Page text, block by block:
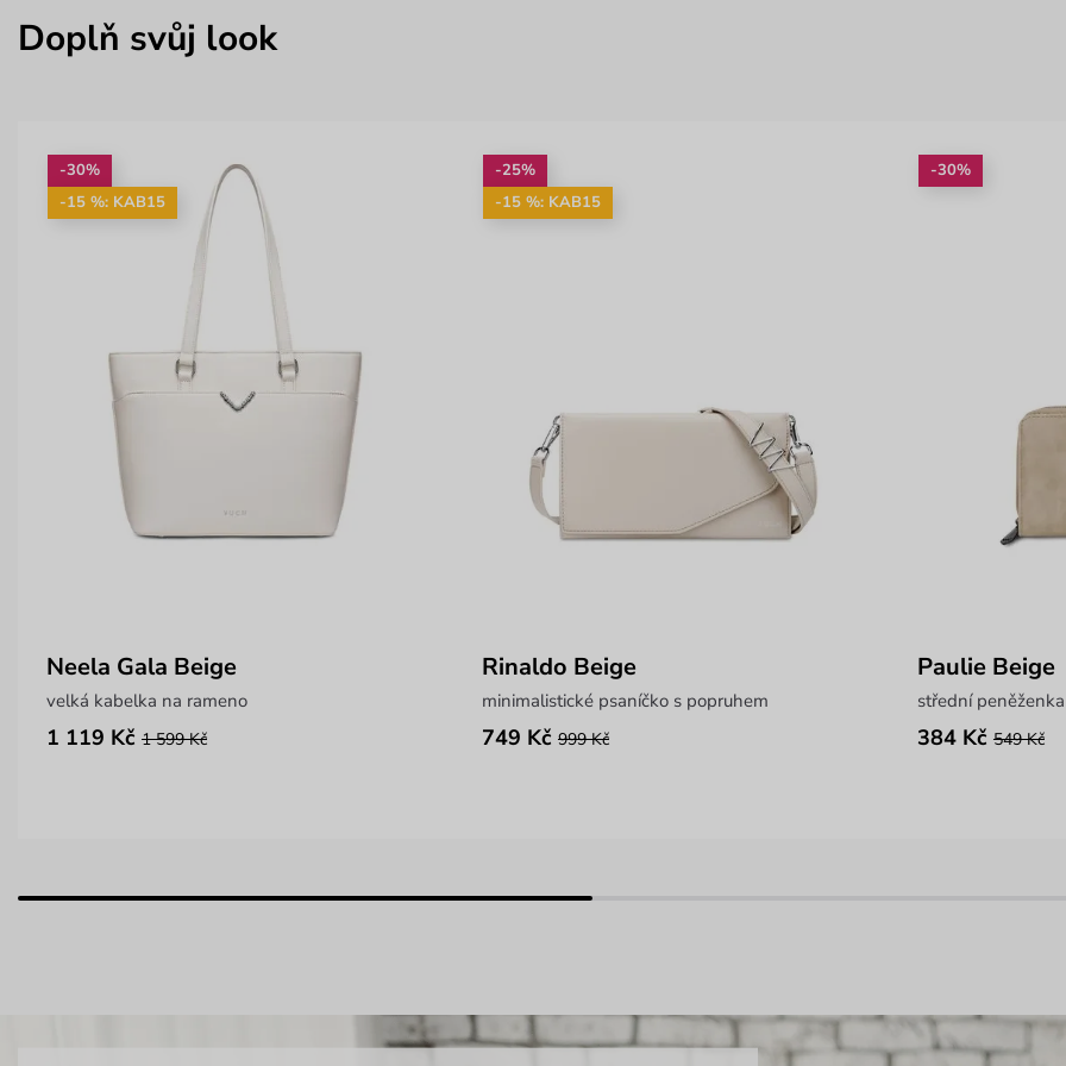
Doplň svůj look
-30%
-15 %: KAB15
Neela Gala Beige
velká kabelka na rameno
1 119 Kč 1 599 Kč
-25%
-15 %: KAB15
Rinaldo Beige
minimalistické psaníčko s popruhem
749 Kč 999 Kč
-30%
Paulie Beige
střední
384 Kč 549 Kč